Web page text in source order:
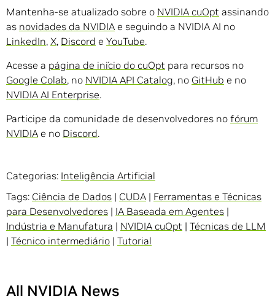
Mantenha-se atualizado sobre o NVIDIA cuOpt assinando
as novidades da NVIDIA e seguindo a NVIDIA AI no
LinkedIn, X, Discord e YouTube.
Acesse a página de início do cuOpt para recursos no
Google Colab, no NVIDIA API Catalog, no GitHub e no
NVIDIA AI Enterprise.
Participe da comunidade de desenvolvedores no fórum
NVIDIA e no Discord.
Categorias: Inteligência Artificial
Tags: Ciência de Dados | CUDA | Ferramentas e Técnicas
para Desenvolvedores | IA Baseada em Agentes |
Indústria e Manufatura | NVIDIA cuOpt | Técnicas de LLM
| Técnico intermediário | Tutorial
All NVIDIA News